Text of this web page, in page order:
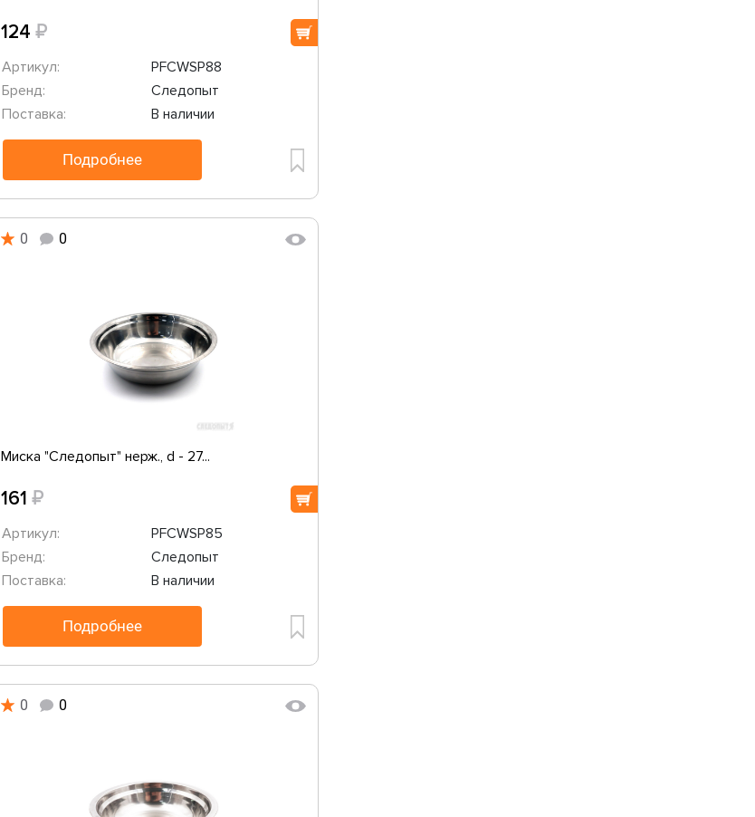
124 ₽
Артикул:
PFCWSP88
Бренд:
Следопыт
Поставка:
В наличии
Подробнее
0 0
Миска "Следопыт" нерж., d - 27...
161 ₽
Артикул:
PFCWSP85
Бренд:
Следопыт
Поставка:
В наличии
Подробнее
0 0